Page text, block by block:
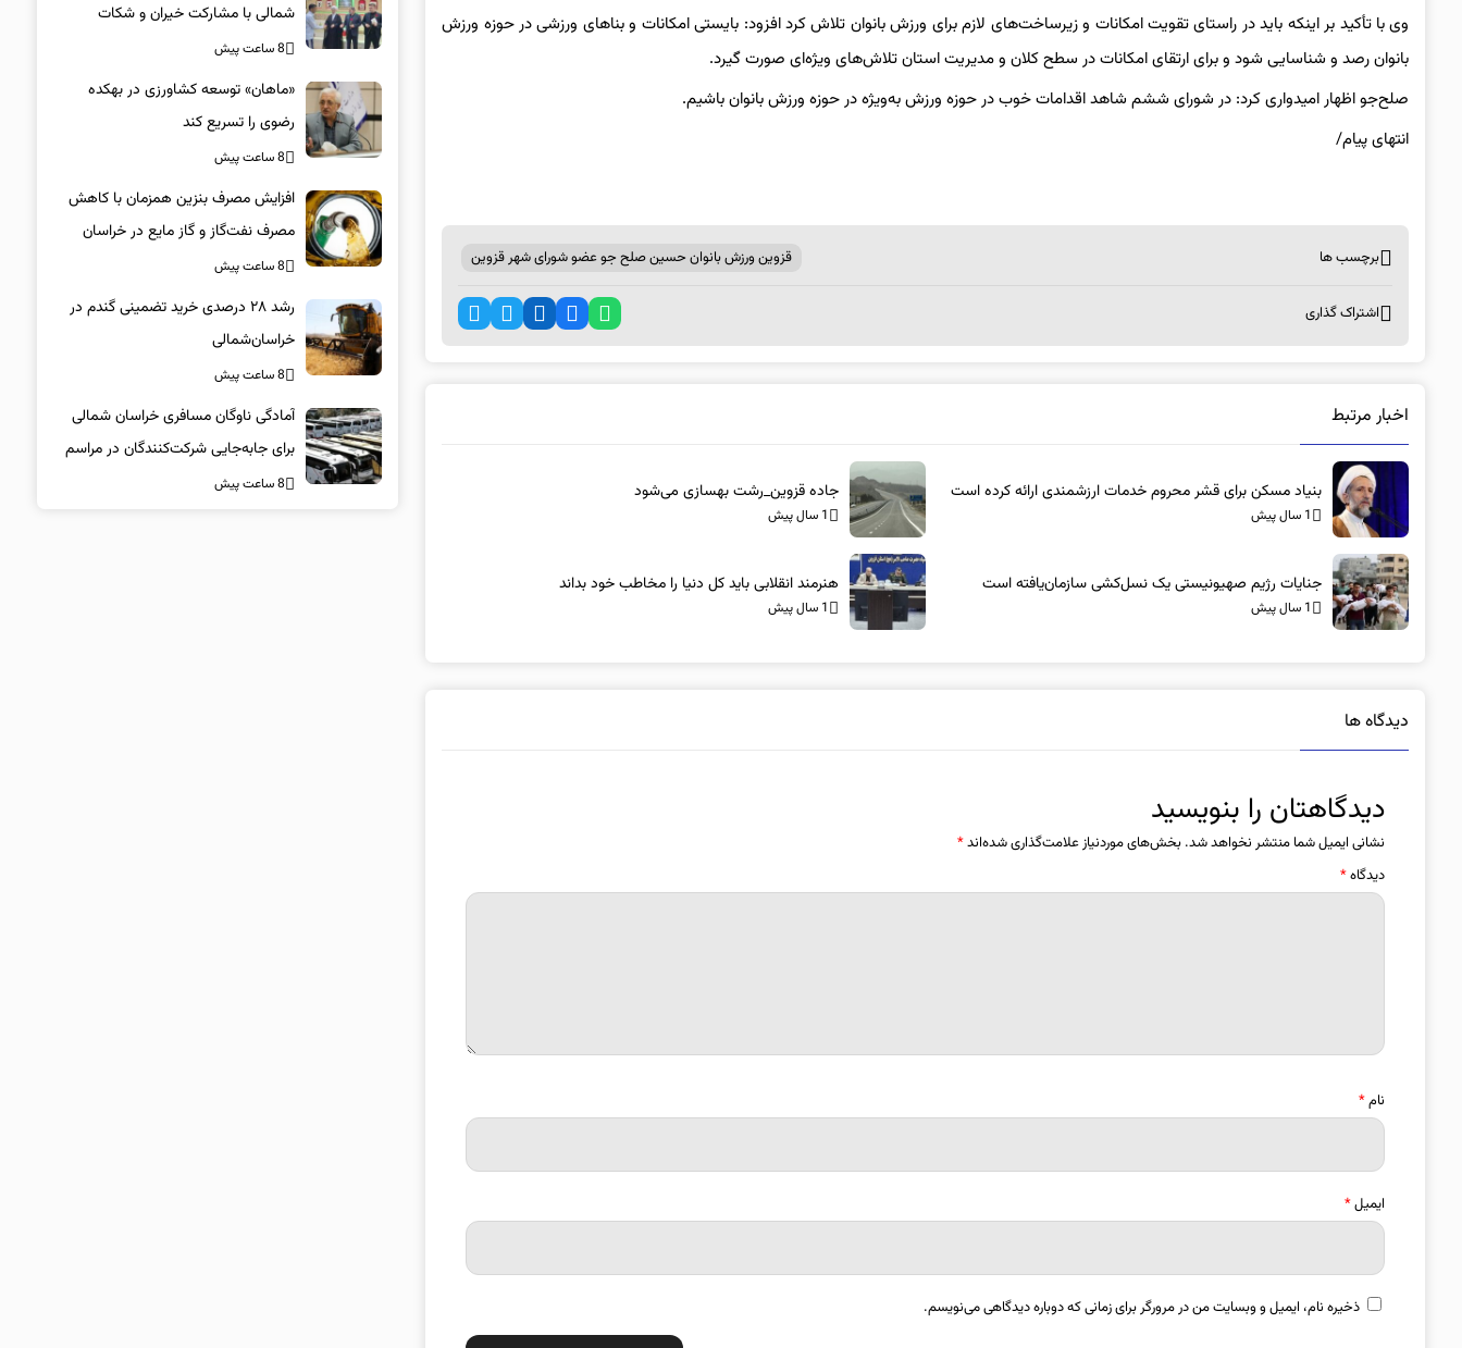
وی با تأکید بر اینکه باید در راستای تقویت امکانات و زیرساخت‌های لازم برای ورزش بانوان تلاش کرد افزود: بایستی امکانات و بناهای ورزشی در حوزه ورزش
بانوان رصد و شناسایی شود و برای ارتقای امکانات در سطح کلان و مدیریت استان تلاش‌های ویژه‌ای صورت گیرد.
صلح‌جو اظهار امیدواری کرد: در شورای ششم شاهد اقدامات خوب در حوزه ورزش به‌ویژه در حوزه ورزش بانوان باشیم.
انتهای پیام/
برچسب ها قزوین ورزش بانوان حسین صلح جو عضو شورای شهر قزوین
اشتراک گذاری
اخبار مرتبط
بنیاد مسکن برای قشر محروم خدمات ارزشمندی ارائه کرده است
1 سال پیش
جاده قزوین_رشت بهسازی می‌شود
1 سال پیش
جنایات رژیم صهیونیستی یک نسل‌کشی سازمان‌یافته است
1 سال پیش
هنرمند انقلابی باید کل دنیا را مخاطب خود بداند
1 سال پیش
دیدگاه ها
دیدگاهتان را بنویسید
نشانی ایمیل شما منتشر نخواهد شد. بخش‌های موردنیاز علامت‌گذاری شده‌اند*
دیدگاه*
نام*
ایمیل*
ذخیره نام، ایمیل و وبسایت من در مرورگر برای زمانی که دوباره دیدگاهی می‌نویسم.
شمالی با مشارکت خیران و شکات
8 ساعت پیش
«ماهان» توسعه کشاورزی در بهکده
رضوی را تسریع کند
8 ساعت پیش
افزایش مصرف بنزین همزمان با کاهش
مصرف نفت‌گاز و گاز مایع در خراسان
شمالی
8 ساعت پیش
رشد ۲۸ درصدی خرید تضمینی گندم در
خراسان‌شمالی
8 ساعت پیش
آمادگی ناوگان مسافری خراسان شمالی
برای جابه‌جایی شرکت‌کنندگان در مراسم
تشییع پیکر مطهر امام شهید
8 ساعت پیش